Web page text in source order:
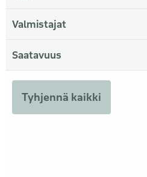
Valmistajat
Saatavuus
Tyhjennä kaikki